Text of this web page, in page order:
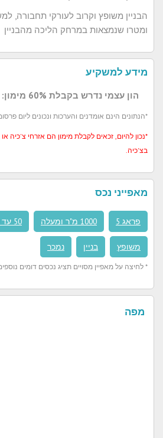
הבניין משופץ וקרוב לעורקי תחבורה,
ומטרו שנמצאות במרחק הליכה מהבניין
מידע למשקיע
הון עצמי נדרש בקבלת 60% מימון:
*הנתונים הינם אומדנים והערכות ונכונים ליום
*נכון להיום, זכאים לקבלת מימון הם אזרחי צ'כיה
בצ'כיה.
מאפייני נכס
פראג 5 1000 מ"ר ומעלה 50 עד 100 מיליון קרונות
משופץ בניין נמכר
* לחיצה על מאפיין מסויים תציג נכסים דומים
מפה